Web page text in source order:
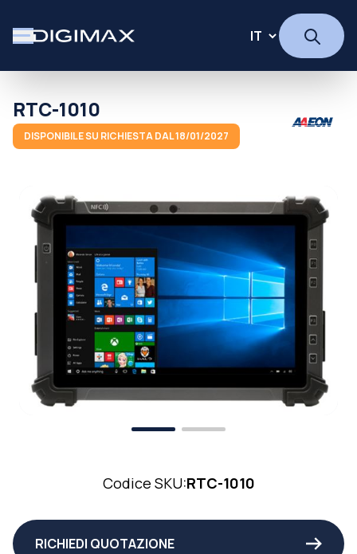
RTC-1010
DISPONIBILE SU RICHIESTA DAL 18/01/2027
Codice SKU:RTC-1010
RICHIEDI QUOTAZIONE